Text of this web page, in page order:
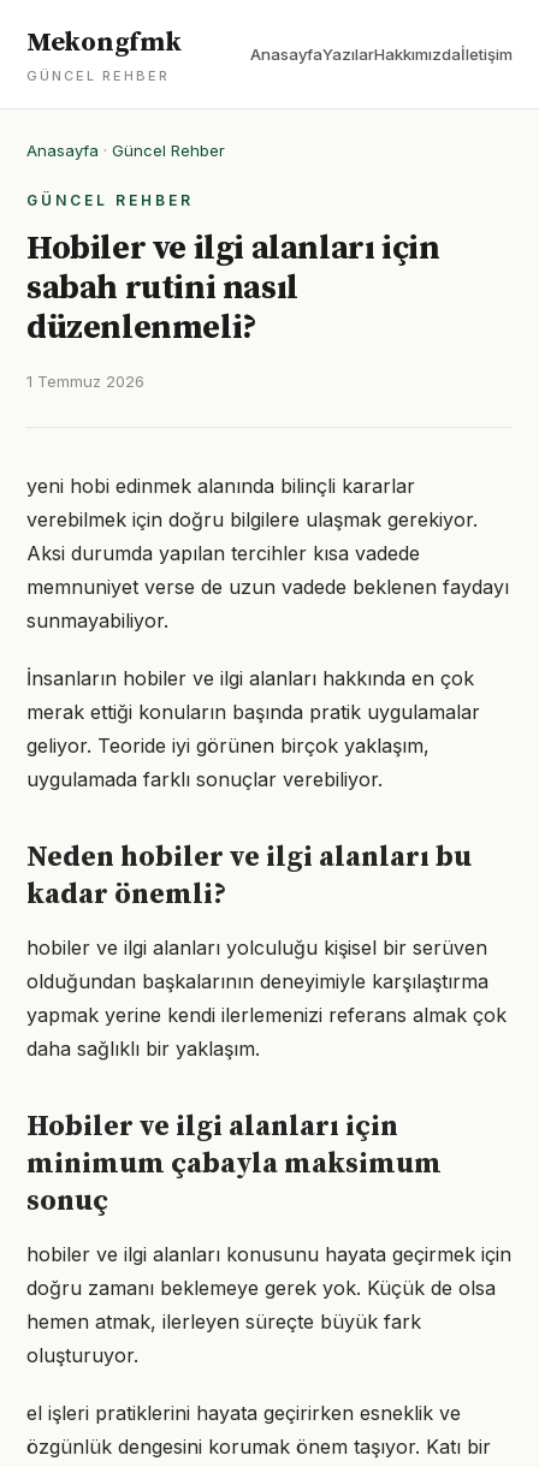
Mekongfmk
GÜNCEL REHBER
AnasayfaYazılarHakkımızdaİletişim
Anasayfa · Güncel Rehber
GÜNCEL REHBER
Hobiler ve ilgi alanları için
sabah rutini nasıl
düzenlenmeli?
1 Temmuz 2026
yeni hobi edinmek alanında bilinçli kararlar
verebilmek için doğru bilgilere ulaşmak gerekiyor.
Aksi durumda yapılan tercihler kısa vadede
memnuniyet verse de uzun vadede beklenen faydayı
sunmayabiliyor.
İnsanların hobiler ve ilgi alanları hakkında en çok
merak ettiği konuların başında pratik uygulamalar
geliyor. Teoride iyi görünen birçok yaklaşım,
uygulamada farklı sonuçlar verebiliyor.
Neden hobiler ve ilgi alanları bu
kadar önemli?
hobiler ve ilgi alanları yolculuğu kişisel bir serüven
olduğundan başkalarının deneyimiyle karşılaştırma
yapmak yerine kendi ilerlemenizi referans almak çok
daha sağlıklı bir yaklaşım.
Hobiler ve ilgi alanları için
minimum çabayla maksimum
sonuç
hobiler ve ilgi alanları konusunu hayata geçirmek için
doğru zamanı beklemeye gerek yok. Küçük de olsa
hemen atmak, ilerleyen süreçte büyük fark
oluşturuyor.
el işleri pratiklerini hayata geçirirken esneklik ve
özgünlük dengesini korumak önem taşıyor. Katı bir